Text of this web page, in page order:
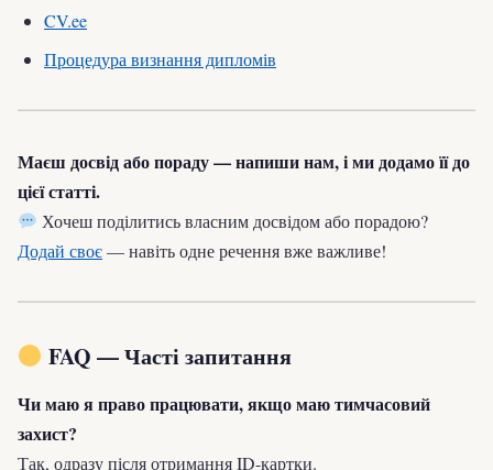
CV.ee
Процедура визнання дипломів
Маєш досвід або пораду — напиши нам, і ми додамо її до
цієї статті.
Хочеш поділитись власним досвідом або порадою?
Додай своє— навіть одне речення вже важливе!
FAQ — Часті запитання
Чи маю я право працювати, якщо маю тимчасовий
захист?
Так, одразу після отримання ID-картки.